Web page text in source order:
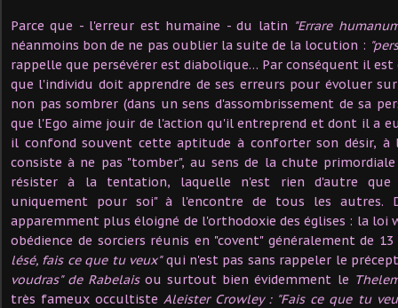
Parce que - l'erreur est humaine - du latin "Errare
néanmoins bon de ne pas oublier la suite de la locution :
rappelle que persévérer est diabolique… Par conséquent il
que l'individu doit apprendre de ses erreurs pour évoluer
non pas sombrer (dans un sens d'assombrissement de sa
que l'Ego aime jouir de l'action qu'il entreprend et dont il a
il confond souvent cette aptitude à conforter son désir, à
consiste à ne pas "tomber", au sens de la chute
résister à la tentation, laquelle n'est rien d'autre que
uniquement pour soi" à l'encontre de tous les autres.
apparemment plus éloigné de l'orthodoxie des églises : la loi
obédience de sorciers réunis en "covent" généralement de
lésé, fais ce que tu veux"qui n'est pas sans rappeler le
voudras" de Rabelaisou surtout bien évidemment le
très fameux occultisteAleister Crowley : "Fais ce que tu